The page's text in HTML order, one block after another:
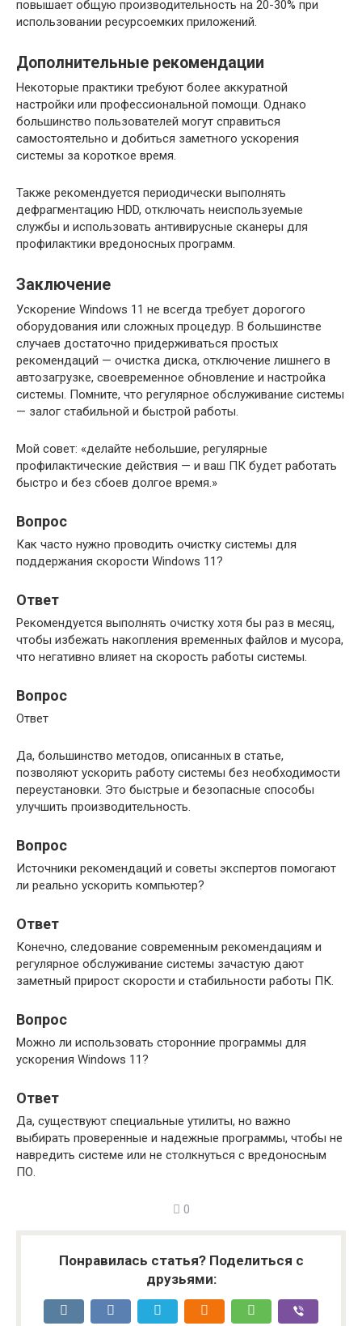
повышает общую производительность на 20-30% при
использовании ресурсоемких приложений.
Дополнительные рекомендации
Некоторые практики требуют более аккуратной
настройки или профессиональной помощи. Однако
большинство пользователей могут справиться
самостоятельно и добиться заметного ускорения
системы за короткое время.
Также рекомендуется периодически выполнять
дефрагментацию HDD, отключать неиспользуемые
службы и использовать антивирусные сканеры для
профилактики вредоносных программ.
Заключение
Ускорение Windows 11 не всегда требует дорогого
оборудования или сложных процедур. В большинстве
случаев достаточно придерживаться простых
рекомендаций — очистка диска, отключение лишнего в
автозагрузке, своевременное обновление и настройка
системы. Помните, что регулярное обслуживание системы
— залог стабильной и быстрой работы.
Мой совет: «делайте небольшие, регулярные
профилактические действия — и ваш ПК будет работать
быстро и без сбоев долгое время.»
Вопрос
Как часто нужно проводить очистку системы для
поддержания скорости Windows 11?
Ответ
Рекомендуется выполнять очистку хотя бы раз в месяц,
чтобы избежать накопления временных файлов и мусора,
что негативно влияет на скорость работы системы.
Вопрос
Ответ
Да, большинство методов, описанных в статье,
позволяют ускорить работу системы без необходимости
переустановки. Это быстрые и безопасные способы
улучшить производительность.
Вопрос
Источники рекомендаций и советы экспертов помогают
ли реально ускорить компьютер?
Ответ
Конечно, следование современным рекомендациям и
регулярное обслуживание системы зачастую дают
заметный прирост скорости и стабильности работы ПК.
Вопрос
Можно ли использовать сторонние программы для
ускорения Windows 11?
Ответ
Да, существуют специальные утилиты, но важно
выбирать проверенные и надежные программы, чтобы не
навредить системе или не столкнуться с вредоносным
ПО.
0
Понравилась статья? Поделиться с
друзьями: